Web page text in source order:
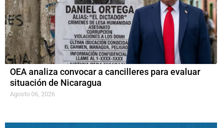
OEA analiza convocar a cancilleres para evaluar
situación de Nicaragua
Agosto 06, 2026